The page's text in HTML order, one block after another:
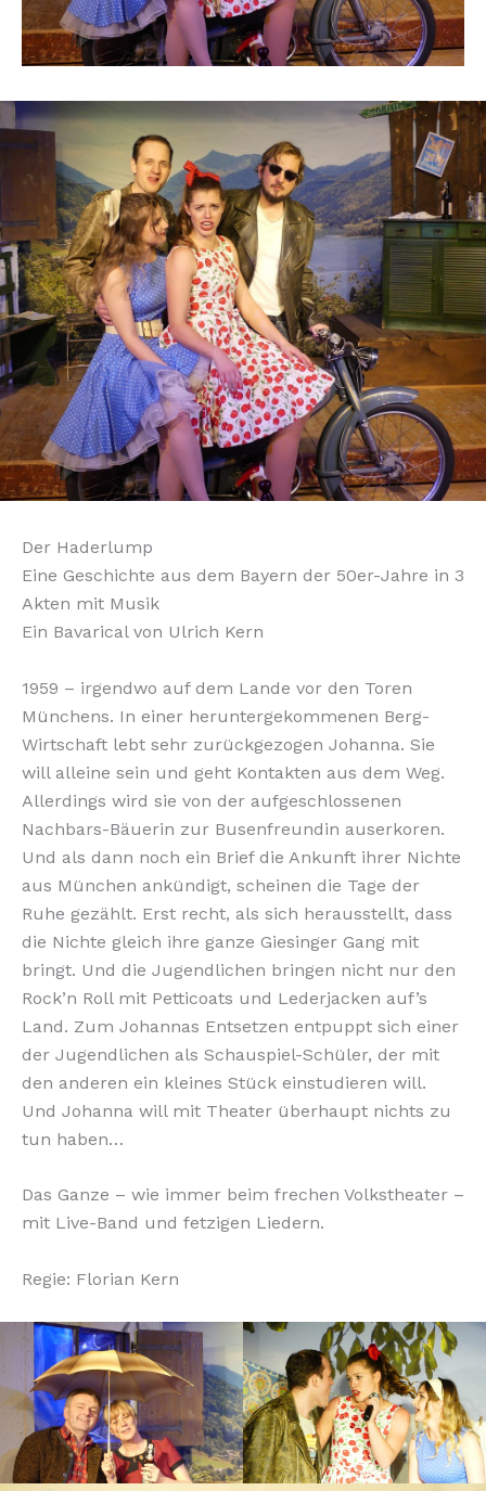
Der Haderlump
Eine Geschichte aus dem Bayern der 50er-Jahre in 3
Akten mit Musik
Ein Bavarical von Ulrich Kern
1959 – irgendwo auf dem Lande vor den Toren
Münchens. In einer heruntergekommenen Berg-
Wirtschaft lebt sehr zurückgezogen Johanna. Sie
will alleine sein und geht Kontakten aus dem Weg.
Allerdings wird sie von der aufgeschlossenen
Nachbars-Bäuerin zur Busenfreundin auserkoren.
Und als dann noch ein Brief die Ankunft ihrer Nichte
aus München ankündigt, scheinen die Tage der
Ruhe gezählt. Erst recht, als sich herausstellt, dass
die Nichte gleich ihre ganze Giesinger Gang mit
bringt. Und die Jugendlichen bringen nicht nur den
Rock’n Roll mit Petticoats und Lederjacken auf’s
Land. Zum Johannas Entsetzen entpuppt sich einer
der Jugendlichen als Schauspiel-Schüler, der mit
den anderen ein kleines Stück einstudieren will.
Und Johanna will mit Theater überhaupt nichts zu
tun haben…
Das Ganze – wie immer beim frechen Volkstheater –
mit Live-Band und fetzigen Liedern.
Regie: Florian Kern